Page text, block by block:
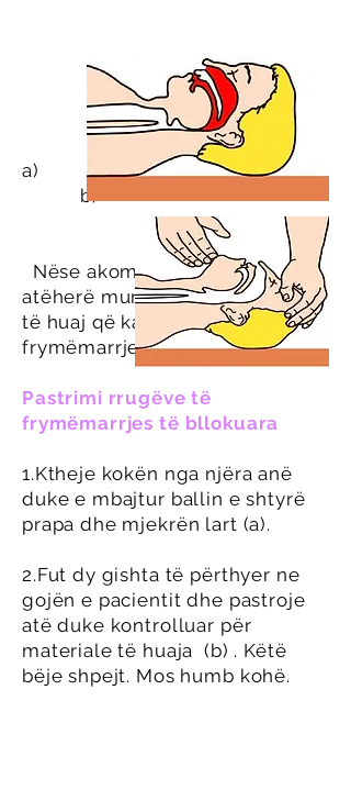
a)
b)
Nëse akoma nuk merr frymë,
atëherë mund të ketë një trup
të huaj që ka bllokuar rrugët e
frymëmarrjes.
Pastrimi rrugëve të
frymëmarrjes të bllokuara
1.Ktheje kokën nga njëra anë
duke e mbajtur ballin e shtyrë
prapa dhe mjekrën lart (a).
2.Fut dy gishta të përthyer ne
gojën e pacientit dhe pastroje
atë duke kontrolluar për
materiale të huaja (b) . Këtë
bëje shpejt. Mos humb kohë.